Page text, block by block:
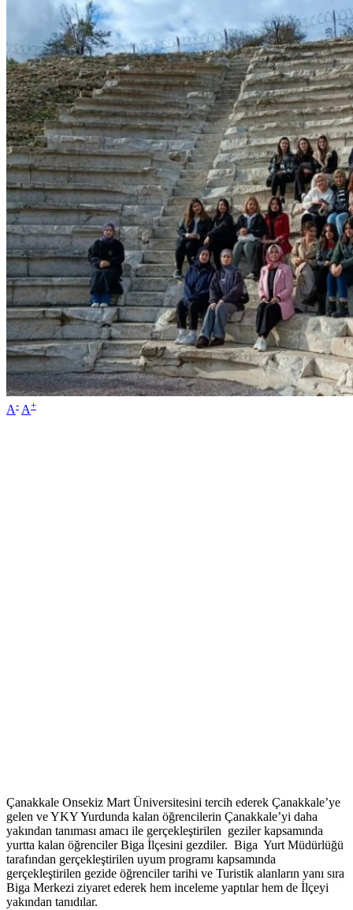
A- A+
Çanakkale Onsekiz Mart Üniversitesini tercih ederek Çanakkale’ye
gelen ve YKY Yurdunda kalan öğrencilerin Çanakkale’yi daha
yakından tanıması amacı ile gerçekleştirilen geziler kapsamında
yurtta kalan öğrenciler Biga İlçesini gezdiler. Biga Yurt Müdürlüğü
tarafından gerçekleştirilen uyum programı kapsamında
gerçekleştirilen gezide öğrenciler tarihi ve Turistik alanların yanı sıra
Biga Merkezi ziyaret ederek hem inceleme yaptılar hem de İlçeyi
yakından tanıdılar.